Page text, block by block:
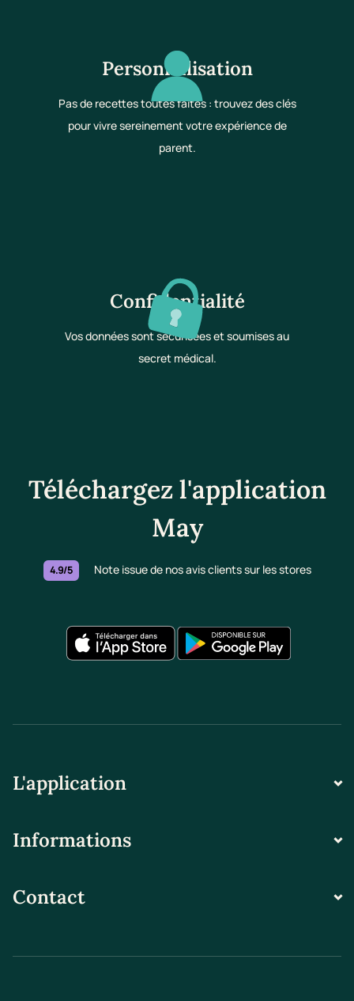
Personnalisation
Pas de recettes toutes faites : trouvez des clés
pour vivre sereinement votre expérience de
parent.
Confidentialité
Vos données sont sécurisées et soumises au
secret médical.
Téléchargez l'application
May
4.9/5 Note issue de nos avis clients sur les stores
L'application
Informations
Contact